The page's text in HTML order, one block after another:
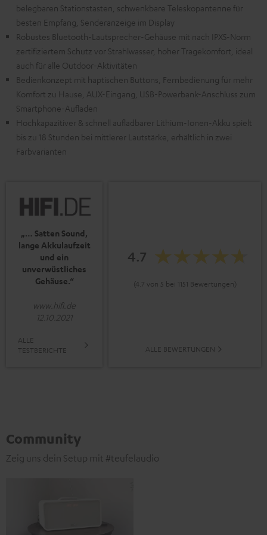
belegbaren Stationstasten, schwenkbare Teleskopantenne für
besten Empfang, Senderanzeige im Display
Robustes Bluetooth-Lautsprecher-Gehäuse mit nach IPX5-Norm
zertifiziertem Schutz vor Strahlwasser, hoher Tragekomfort, ideal
auch für alle Outdoor-Aktivitäten
Bedienkonzept mit haptischen Buttons, Fernbedienung für mehr
Komfort zu Hause, AUX-Eingang, USB-Powerbank-Anschluss zum
Smartphone-Aufladen
Hochkapazitiver & schnell aufladbarer Lithium-Ionen-Akku spielt
bis zu 18 Stunden bei mittlerer Lautstärke, erhältlich in zwei
Farbvarianten
„… Satten Sound,
lange Akkulaufzeit
und ein
unverwüstliches
Gehäuse.“
www.hifi.de
12.10.2021
ALLE
TESTBERICHTE
4.7
(4.7 von 5 bei 1151 Bewertungen)
ALLE BEWERTUNGEN
Community
Zeig uns dein Setup mit #teufelaudio